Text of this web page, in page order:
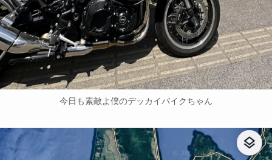
今日も素敵よ僕のデッカイバイクちゃん